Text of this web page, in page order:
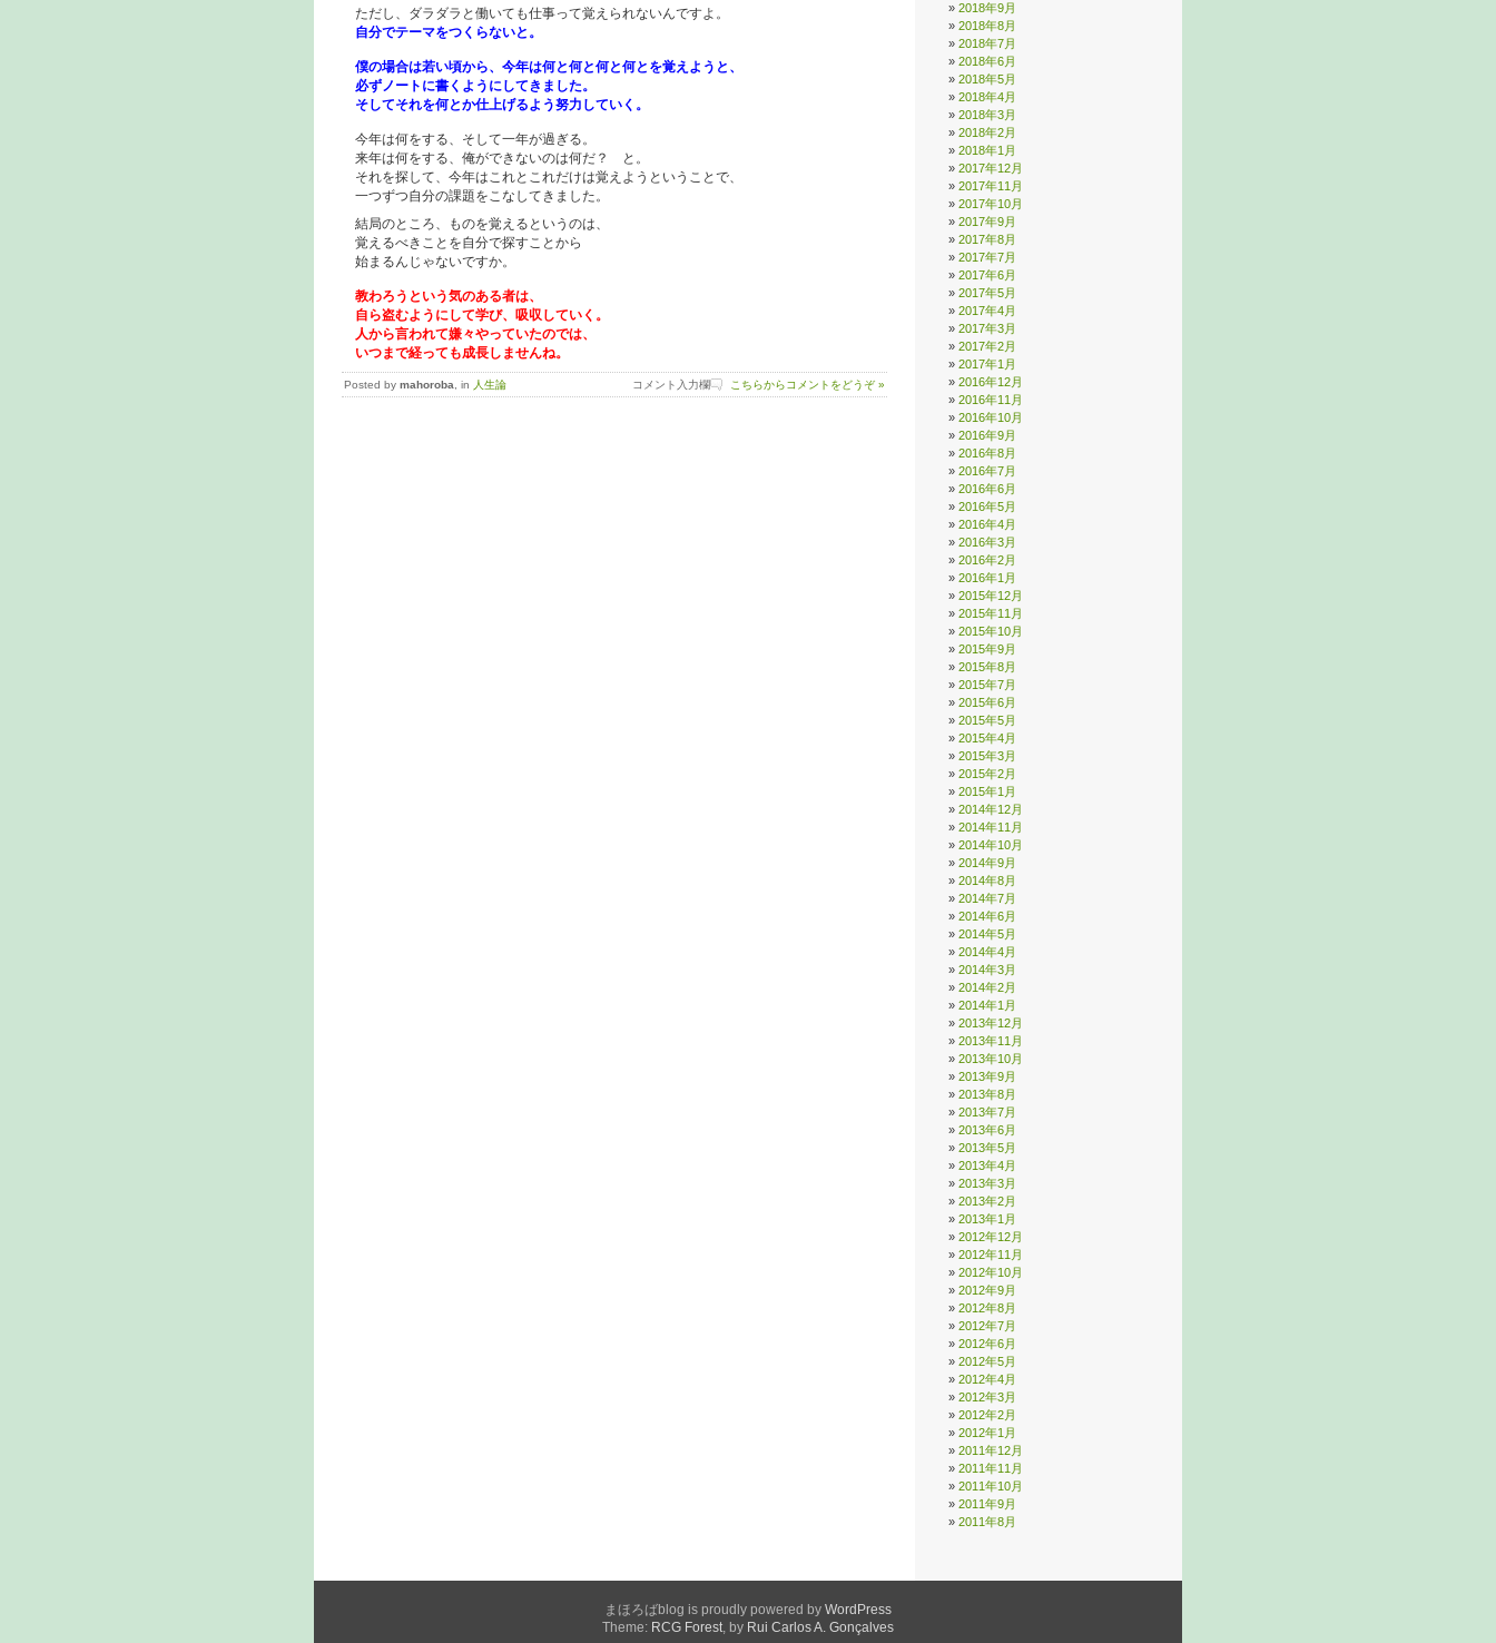
ただし、ダラダラと働いても仕事って覚えられないんですよ。
自分でテーマをつくらないと。
僕の場合は若い頃から、今年は何と何と何と何とを覚えようと、
必ずノートに書くようにしてきました。
そしてそれを何とか仕上げるよう努力していく。
今年は何をする、そして一年が過ぎる。
来年は何をする、俺ができないのは何だ？ と。
それを探して、今年はこれとこれだけは覚えようということで、
一つずつ自分の課題をこなしてきました。
結局のところ、ものを覚えるというのは、
覚えるべきことを自分で探すことから
始まるんじゃないですか。
教わろうという気のある者は、
自ら盗むようにして学び、吸収していく。
人から言われて嫌々やっていたのでは、
いつまで経っても成長しませんね。
Posted by mahoroba , in 人生論 コメント入力欄 こちらからコメントをどうぞ »
2018年9月
2018年8月
2018年7月
2018年6月
2018年5月
2018年4月
2018年3月
2018年2月
2018年1月
2017年12月
2017年11月
2017年10月
2017年9月
2017年8月
2017年7月
2017年6月
2017年5月
2017年4月
2017年3月
2017年2月
2017年1月
2016年12月
2016年11月
2016年10月
2016年9月
2016年8月
2016年7月
2016年6月
2016年5月
2016年4月
2016年3月
2016年2月
2016年1月
2015年12月
2015年11月
2015年10月
2015年9月
2015年8月
2015年7月
2015年6月
2015年5月
2015年4月
2015年3月
2015年2月
2015年1月
2014年12月
2014年11月
2014年10月
2014年9月
2014年8月
2014年7月
2014年6月
2014年5月
2014年4月
2014年3月
2014年2月
2014年1月
2013年12月
2013年11月
2013年10月
2013年9月
2013年8月
2013年7月
2013年6月
2013年5月
2013年4月
2013年3月
2013年2月
2013年1月
2012年12月
2012年11月
2012年10月
2012年9月
2012年8月
2012年7月
2012年6月
2012年5月
2012年4月
2012年3月
2012年2月
2012年1月
2011年12月
2011年11月
2011年10月
2011年9月
2011年8月
まほろばblog is proudly powered by WordPress
Theme: RCG Forest, by Rui Carlos A. Gonçalves